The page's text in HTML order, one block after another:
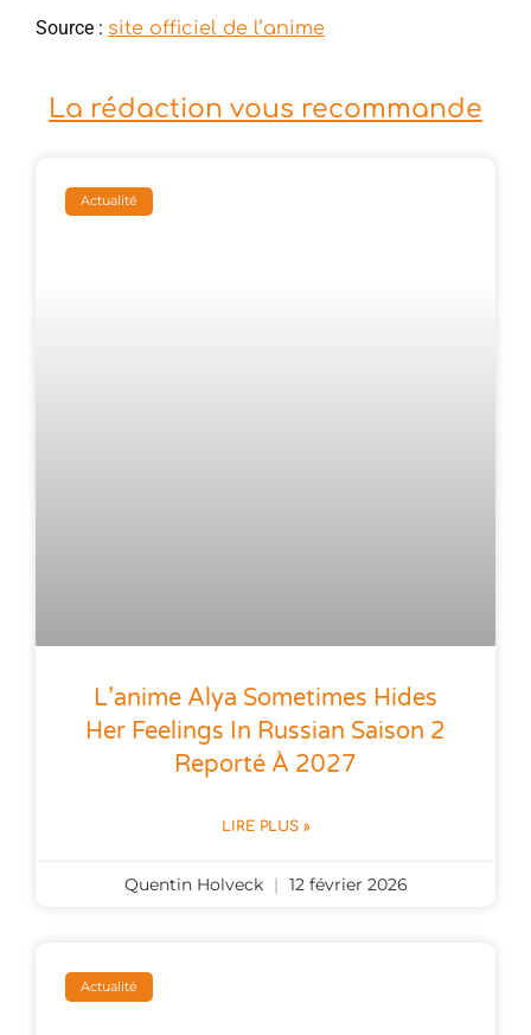
Source : site officiel de l’anime
La rédaction vous recommande
Actualité
L’anime Alya Sometimes Hides
Her Feelings In Russian Saison 2
Reporté À 2027
LIRE PLUS »
Quentin Holveck 12 février 2026
Actualité